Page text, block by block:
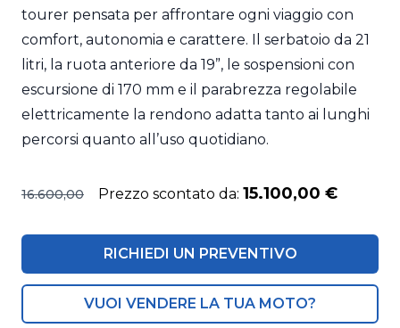
tourer pensata per affrontare ogni viaggio con
comfort, autonomia e carattere. Il serbatoio da 21
litri, la ruota anteriore da 19”, le sospensioni con
escursione di 170 mm e il parabrezza regolabile
elettricamente la rendono adatta tanto ai lunghi
percorsi quanto all’uso quotidiano.
16.600,00 Prezzo scontato da: 15.100,00 €
RICHIEDI UN PREVENTIVO
VUOI VENDERE LA TUA MOTO?